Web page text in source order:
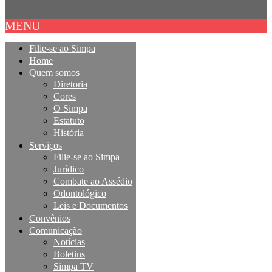
MENU
Filie-se ao Simpa
Home
Quem somos
Diretoria
Cores
O Simpa
Estatuto
História
Serviços
Filie-se ao Simpa
Jurídico
Combate ao Assédio
Odontológico
Leis e Documentos
Convênios
Comunicação
Notícias
Boletins
Simpa TV